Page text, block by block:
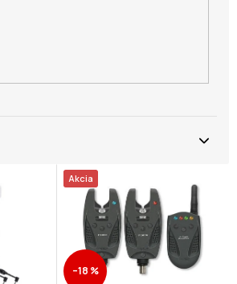
Akcia
–18 %